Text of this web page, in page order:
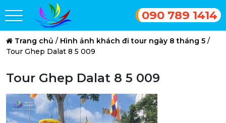
090 789 1414
Trang chủ / Hình ảnh khách đi tour ngày 8 tháng 5 /
Tour Ghep Dalat 8 5 009
Tour Ghep Dalat 8 5 009